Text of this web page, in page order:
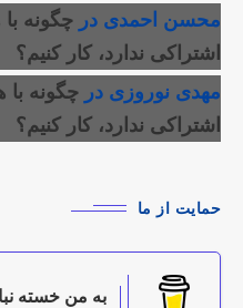
محسن احمدی در چگونه
اشتراکی ندارد، کار کنیم؟
مهدی نوروزی در چگونه با
اشتراکی ندارد، کار کنیم؟
حمایت از ما
به من خسته